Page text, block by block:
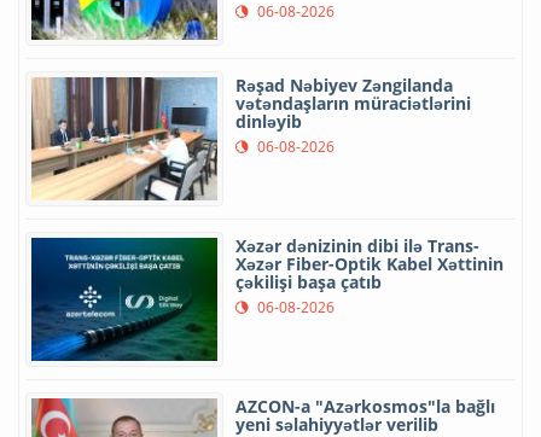
06-08-2026
Rəşad Nəbiyev Zəngilanda
vətəndaşların müraciətlərini
dinləyib
06-08-2026
Xəzər dənizinin dibi ilə Trans-
Xəzər Fiber-Optik Kabel Xəttinin
çəkilişi başa çatıb
06-08-2026
AZCON-a "Azərkosmos"la bağlı
yeni səlahiyyətlər verilib